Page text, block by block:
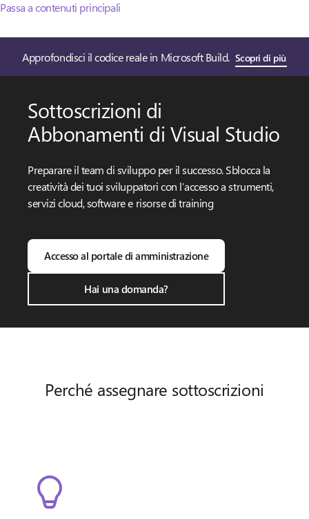
Passa a contenuti principali
Approfondisci il codice reale in Microsoft Build. Scopri di più
Sottoscrizioni di
Abbonamenti di Visual Studio
Preparare il team di sviluppo per il successo. Sblocca la
creatività dei tuoi sviluppatori con l’accesso a strumenti,
servizi cloud, software e risorse di training
Accesso al portale di amministrazione
Hai una domanda?
Perché assegnare sottoscrizioni